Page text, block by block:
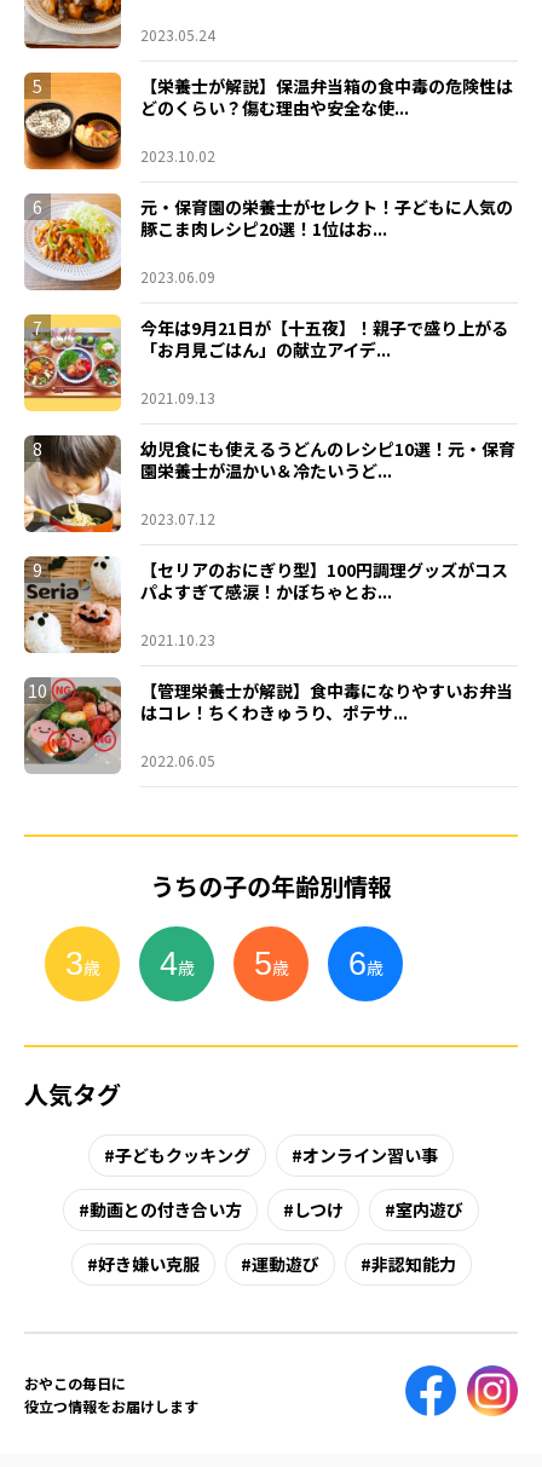
2023.05.24
5
【栄養士が解説】保温弁当箱の食中毒の危険性は
どのくらい？傷む理由や安全な使...
2023.10.02
6
元・保育園の栄養士がセレクト！子どもに人気の
豚こま肉レシピ20選！1位はお...
2023.06.09
7
今年は9月21日が【十五夜】！親子で盛り上がる
「お月見ごはん」の献立アイデ...
2021.09.13
8
幼児食にも使えるうどんのレシピ10選！元・保育
園栄養士が温かい＆冷たいうど...
2023.07.12
9
【セリアのおにぎり型】100円調理グッズがコス
パよすぎて感涙！かぼちゃとお...
2021.10.23
10
【管理栄養士が解説】食中毒になりやすいお弁当
はコレ！ちくわきゅうり、ポテサ...
2022.06.05
うちの子の年齢別情報
3歳 4歳 5歳 6歳
人気タグ
子どもクッキング オンライン習い事
動画との付き合い方 しつけ 室内遊び
好き嫌い克服 運動遊び 非認知能力
おやこの毎日に
役立つ情報をお届けします